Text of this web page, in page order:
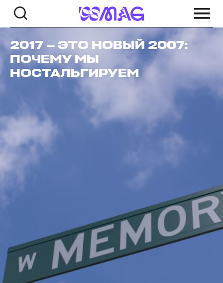
2017 — ЭТО НОВЫЙ 2007:
ПОЧЕМУ МЫ
НОСТАЛЬГИРУЕМ